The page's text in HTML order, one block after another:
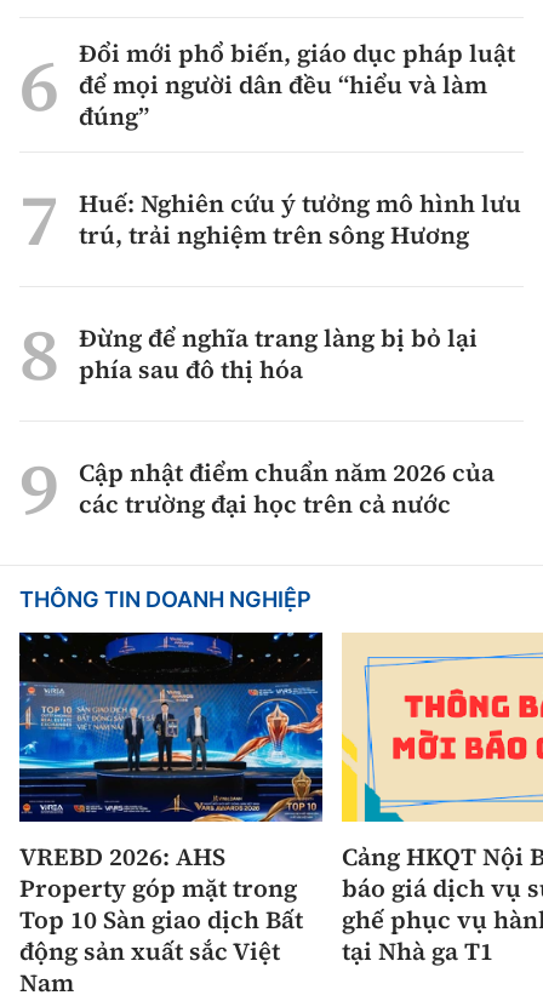
Đổi mới phổ biến, giáo dục pháp luật
để mọi người dân đều “hiểu và làm
đúng”
Huế: Nghiên cứu ý tưởng mô hình lưu
trú, trải nghiệm trên sông Hương
Đừng để nghĩa trang làng bị bỏ lại
phía sau đô thị hóa
Cập nhật điểm chuẩn năm 2026 của
các trường đại học trên cả nước
THÔNG TIN DOANH NGHIỆP
VREBD 2026: AHS
Property góp mặt trong
Top 10 Sàn giao dịch Bất
động sản xuất sắc Việt
Nam
Cảng HKQT Nội
báo giá dịch vụ
ghế phục vụ
tại Nhà ga T1